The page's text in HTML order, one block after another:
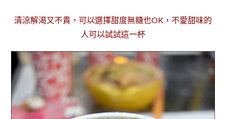
清涼解渴又不貴，可以選擇甜度無糖也OK，不愛甜味的
人可以試試這一杯